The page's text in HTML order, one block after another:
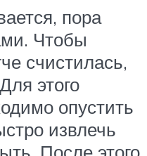
пора
Чтобы
счистилась,
этого
опустить
извлечь